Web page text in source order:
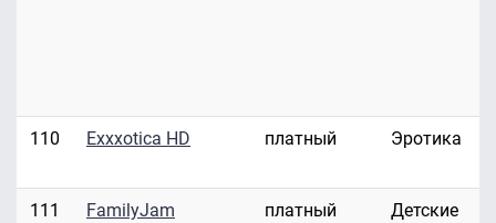
110 Exxxotica HD платный Эротика
111 FamilyJam платный Детские